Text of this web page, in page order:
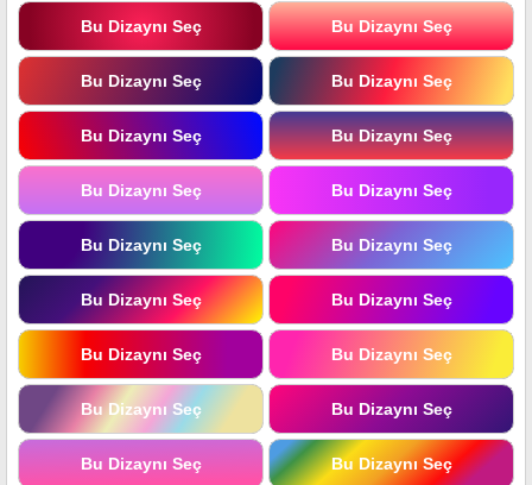
Bu Dizaynı Seç Bu Dizaynı Seç
Bu Dizaynı Seç Bu Dizaynı Seç
Bu Dizaynı Seç Bu Dizaynı Seç
Bu Dizaynı Seç Bu Dizaynı Seç
Bu Dizaynı Seç Bu Dizaynı Seç
Bu Dizaynı Seç Bu Dizaynı Seç
Bu Dizaynı Seç Bu Dizaynı Seç
Bu Dizaynı Seç Bu Dizaynı Seç
Bu Dizaynı Seç Bu Dizaynı Seç